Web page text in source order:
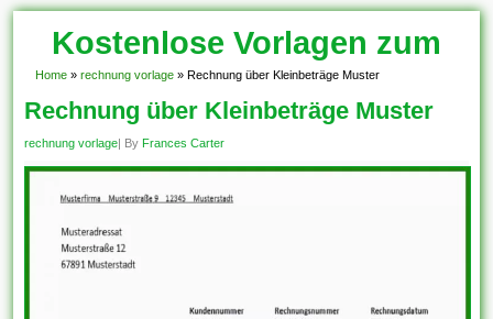
Kostenlose Vorlagen zum
Download!
Home » rechnung vorlage » Rechnung über Kleinbeträge Muster
Rechnung über Kleinbeträge Muster
rechnung vorlage| By Frances Carter